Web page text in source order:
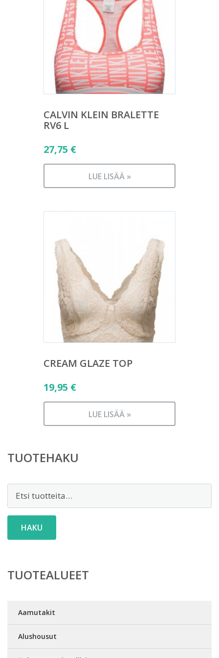
CALVIN KLEIN BRALETTE
RV6 L
27,75 €
LUE LISÄÄ »
CREAM GLAZE TOP
19,95 €
LUE LISÄÄ »
TUOTEHAKU
Etsi:
HAKU
TUOTEALUEET
Aamutakit
Alushousut